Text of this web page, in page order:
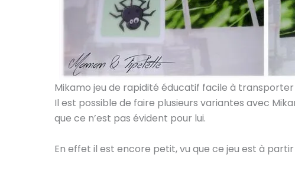
Mikamo jeu de rapidité éducatif facile à transporter
Il est possible de faire plusieurs variantes avec
que ce n’est pas évident pour lui.
En effet il est encore petit, vu que ce jeu est à partir